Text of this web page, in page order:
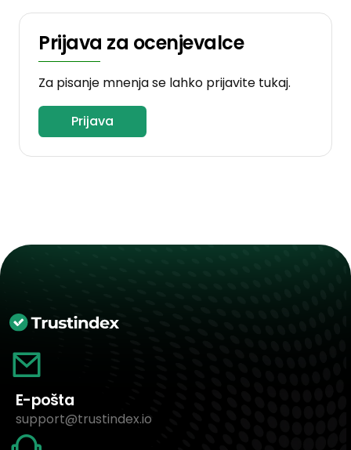
Prijava za ocenjevalce
Za pisanje mnenja se lahko prijavite tukaj.
Prijava
E-pošta
support@trustindex.io